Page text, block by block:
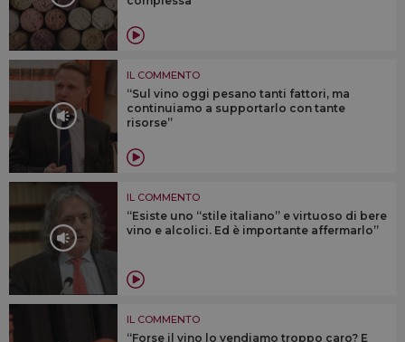
IL COMMENTO
“Sul vino oggi pesano tanti fattori, ma
continuiamo a supportarlo con tante
risorse”
IL COMMENTO
“Esiste uno “stile italiano” e virtuoso di bere
vino e alcolici. Ed è importante affermarlo”
IL COMMENTO
“Forse il vino lo vendiamo troppo caro? E